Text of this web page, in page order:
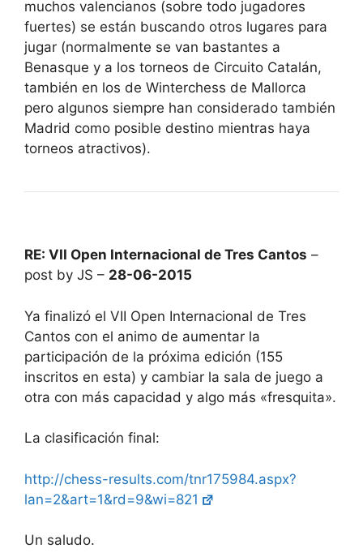
muchos valencianos (sobre todo jugadores
fuertes) se están buscando otros lugares para
jugar (normalmente se van bastantes a
Benasque y a los torneos de Circuito Catalán,
también en los de Winterchess de Mallorca
pero algunos siempre han considerado también
Madrid como posible destino mientras haya
torneos atractivos).
RE: VII Open Internacional de Tres Cantos –
post by JS – 28-06-2015
Ya finalizó el VII Open Internacional de Tres
Cantos con el animo de aumentar la
participación de la próxima edición (155
inscritos en esta) y cambiar la sala de juego a
otra con más capacidad y algo más «fresquita».
La clasificación final:
http://chess-results.com/tnr175984.aspx?
lan=2&art=1&rd=9&wi=821
Un saludo.